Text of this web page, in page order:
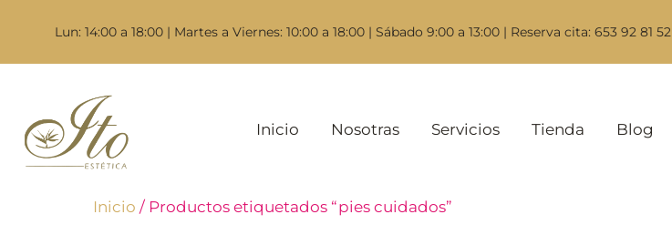
Lun: 14:00 a 18:00 | Martes a Viernes: 10:00 a 18:00 | Sábado 9:00 a 13:00 | Reserva cita: 653 92 81 52
Inicio Nosotras Servicios Tienda Blog
Inicio / Productos etiquetados “pies cuidados”